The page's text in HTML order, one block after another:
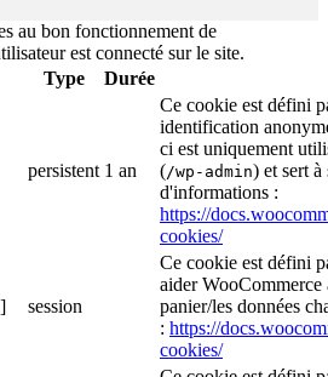
au bon fonctionnement de
est connecté sur le site.
Type Durée
persistent 1 an
Ce cookie est défini
identification
ci est uniquement
(/wp-admin) et sert
d'informations :
https://
cookies/
session
Ce cookie est défini
aider WooCommerce
panier/les données
: https://
cookies/